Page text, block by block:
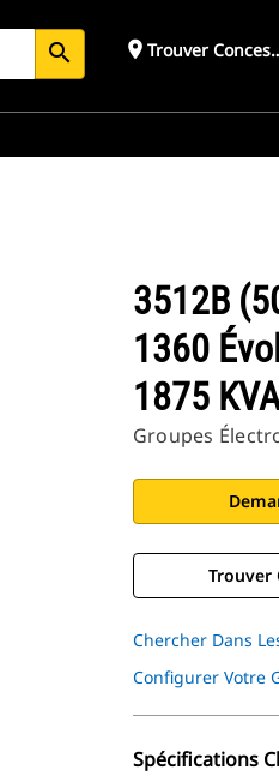
search place Trouver
3512B
1360
1875 KVA
Groupes
Trouver
Chercher Dans
Configurer Votre
Spécifications